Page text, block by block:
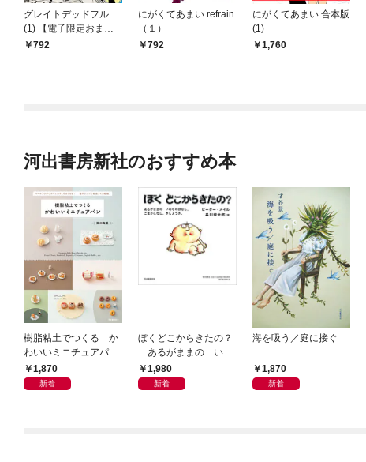
グレイトデッドフル
(1) 【電子限定おまけ
付き】
792
にがくてあまい refrain
（１）
792
にがくてあまい 合本版
(1)
1,760
河出書房新社のおすすめ本
樹脂粘土でつくる か
わいいミニチュアパ
ン ベーキングパウダ
ーでふっくらふくら
1,870
新着
ぼくどこからきたの？
あるがままの いの
ちのはなし。ごまかし
なし、さしえつき。
1,980
新着
海を吸う／庭に接ぐ
1,870
新着